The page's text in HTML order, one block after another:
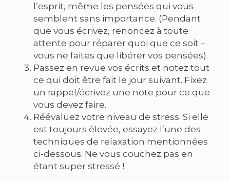
l’esprit, même les pensées qui vous
semblent sans importance. (Pendant
que vous écrivez, renoncez à toute
attente pour réparer quoi que ce soit –
vous ne faites que libérer vos pensées).
Passez en revue vos écrits et notez tout
ce qui doit être fait le jour suivant. Fixez
un rappel/écrivez une note pour ce que
vous devez faire.
Réévaluez votre niveau de stress. Si elle
est toujours élevée, essayez l’une des
techniques de relaxation mentionnées
ci-dessous. Ne vous couchez pas en
étant super stressé !